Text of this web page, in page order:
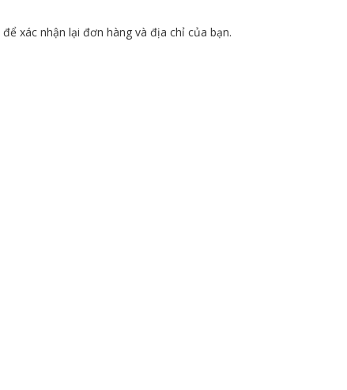
xác nhận lại đơn hàng và địa chỉ của bạn.